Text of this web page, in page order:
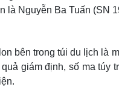
là Nguyễn Ba Tuấn (SN
bên trong túi du lịch là
giám định, số ma túy